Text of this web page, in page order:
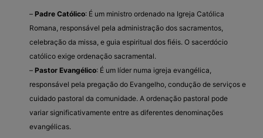
– Padre Católico: É um ministro ordenado na Igreja Católica
Romana, responsável pela administração dos sacramentos,
celebração da missa, e guia espiritual dos fiéis. O sacerdócio
católico exige ordenação sacramental.
– Pastor Evangélico: É um líder numa igreja evangélica,
responsável pela pregação do Evangelho, condução de serviços e
cuidado pastoral da comunidade. A ordenação pastoral pode
variar significativamente entre as diferentes denominações
evangélicas.